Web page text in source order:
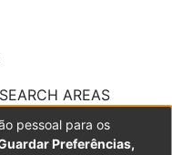
AREAS
pessoal para os
Preferências,